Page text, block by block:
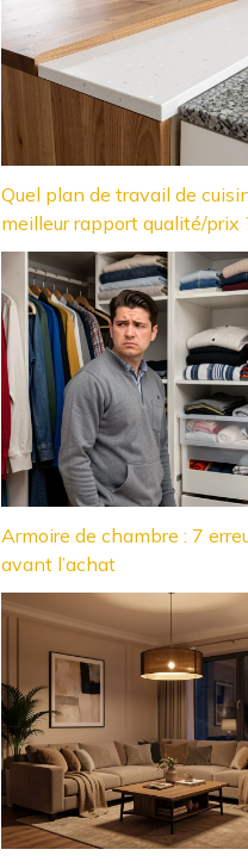
Quel plan de travail de
meilleur rapport qualité/prix
Armoire de chambre : 7
avant l’achat